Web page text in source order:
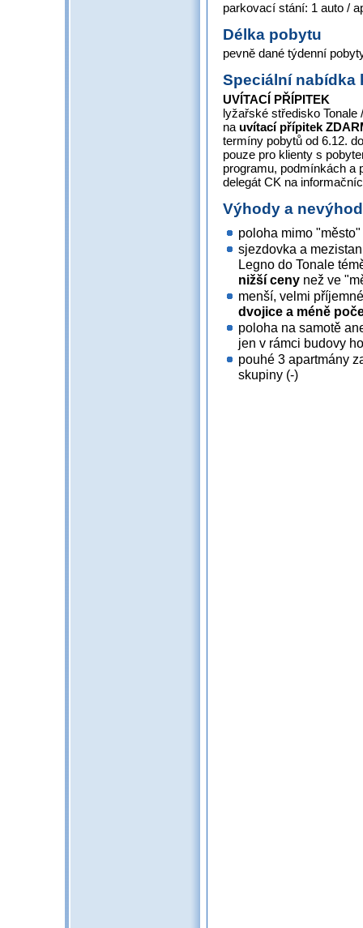
parkovací stání: 1 auto /
Délka pobytu
pevně dané týdenní
Speciální nabídka
UVÍTACÍ PŘÍPITEK
lyžařské středisko
na uvítací přípitek
termíny pobytů od 6.12.
pouze pro klienty s
programu, podmínkách a
delegát CK na
Výhody a
poloha mimo
sjezdovka a
Legno do Tonale
nižší ceny než ve
menší, velmi
dvojice a méně
poloha na samotě
jen v rámci budovy
pouhé 3 apartmány
skupiny (-)